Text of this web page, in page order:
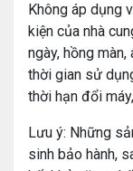
Không áp dụng
kiện của nhà
ngày, hồng
thời gian sử
thời hạn đổi
Lưu ý: Những
sinh bảo hành,